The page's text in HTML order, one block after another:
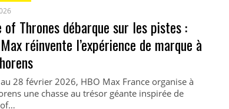
of Thrones débarque sur les pistes :
réinvente l’expérience de marque à
28 février 2026, HBO Max France organise à
une chasse au trésor géante inspirée de